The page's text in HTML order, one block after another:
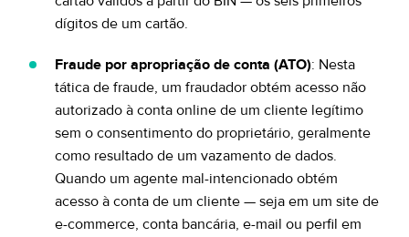
dígitos de um cartão.
Fraude por apropriação de conta (ATO): Nesta
tática de fraude, um fraudador obtém acesso não
autorizado à conta online de um cliente legítimo
sem o consentimento do proprietário, geralmente
como resultado de um vazamento de dados.
Quando um agente mal-intencionado obtém
acesso à conta de um cliente — seja em um site de
e-commerce, conta bancária, e-mail ou perfil em